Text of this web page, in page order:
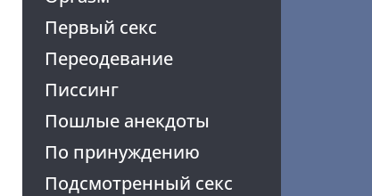
Первый секс
Переодевание
Писсинг
Пошлые анекдоты
По принуждению
Подсмотренный секс